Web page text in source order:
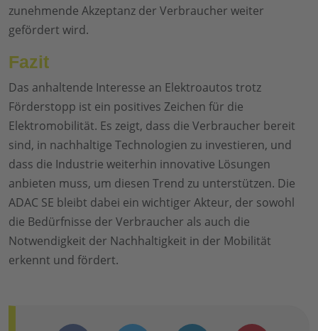
zunehmende Akzeptanz der Verbraucher weiter
gefördert wird.
Fazit
Das anhaltende Interesse an Elektroautos trotz
Förderstopp ist ein positives Zeichen für die
Elektromobilität. Es zeigt, dass die Verbraucher bereit
sind, in nachhaltige Technologien zu investieren, und
dass die Industrie weiterhin innovative Lösungen
anbieten muss, um diesen Trend zu unterstützen. Die
ADAC SE bleibt dabei ein wichtiger Akteur, der sowohl
die Bedürfnisse der Verbraucher als auch die
Notwendigkeit der Nachhaltigkeit in der Mobilität
erkennt und fördert.